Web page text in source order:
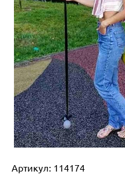
Артикул: 114174